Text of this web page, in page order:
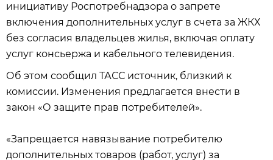
инициативу Роспотребнадзора о запрете
включения дополнительных услуг в счета за ЖКХ
без согласия владельцев жилья, включая оплату
услуг консьержа и кабельного телевидения.
Об этом сообщил ТАСС источник, близкий к
комиссии. Изменения предлагается внести в
закон «О защите прав потребителей».
«Запрещается навязывание потребителю
дополнительных товаров (работ, услуг) за